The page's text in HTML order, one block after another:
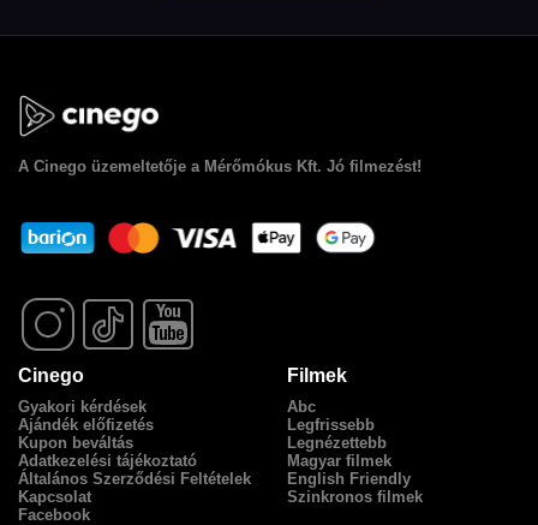
A Cinego üzemeltetője a Mérőmókus Kft. Jó filmezést!
Cinego
Gyakori kérdések
Ajándék előfizetés
Kupon beváltás
Adatkezelési tájékoztató
Általános Szerződési Feltételek
Kapcsolat
Facebook
Filmek
Abc
Legfrissebb
Legnézettebb
Magyar filmek
English Friendly
Szinkronos filmek